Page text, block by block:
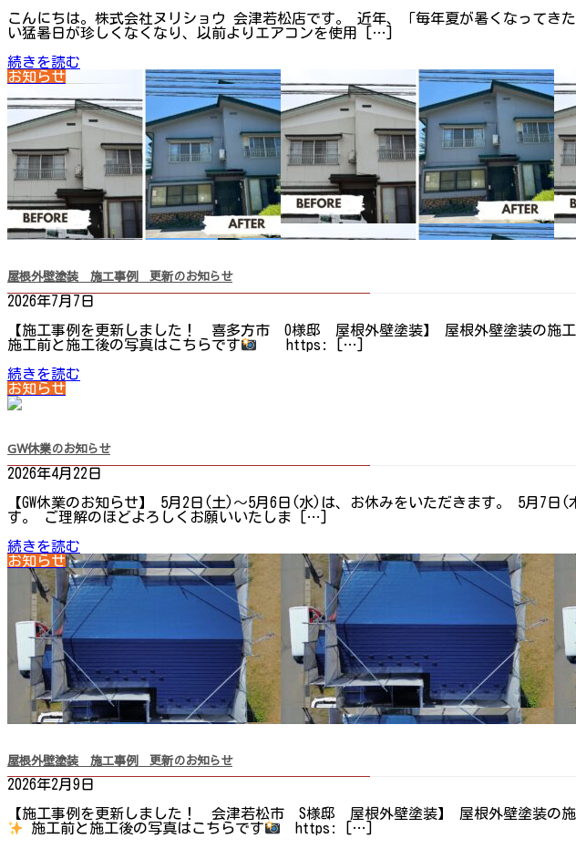
こんにちは。株式会社ヌリショウ 会津若松店です。 近年、「毎年夏が暑くなって
い猛暑日が珍しくなくなり、以前よりエアコンを使用 […]
続きを読む
お知らせ
屋根外壁塗装 施工事例 更新のお知らせ
2026年7月7日
【施工事例を更新しました！ 喜多方市 O様邸 屋根外壁塗装】 屋根外壁塗装の施
施工前と施工後の写真はこちらです
https: […]
続きを読む
お知らせ
GW休業のお知らせ
2026年4月22日
【GW休業のお知らせ】 5月2日(土)～5月6日(水)は、お休みをいただきます。 5月7
す。 ご理解のほどよろしくお願いいたしま […]
続きを読む
お知らせ
屋根外壁塗装 施工事例 更新のお知らせ
2026年2月9日
【施工事例を更新しました！ 会津若松市 S様邸 屋根外壁塗装】 屋根外壁塗装の
施工前と施工後の写真はこちらです
https: […]